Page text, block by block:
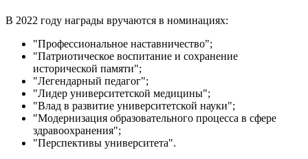
В 2022 году награды вручаются в номинациях:
"Профессиональное наставничество";
"Патриотическое воспитание и сохранение
исторической памяти";
"Легендарный педагог";
"Лидер университетской медицины";
"Влад в развитие университетской науки";
"Модернизация образовательного процесса в сфере
здравоохранения";
"Перспективы университета".